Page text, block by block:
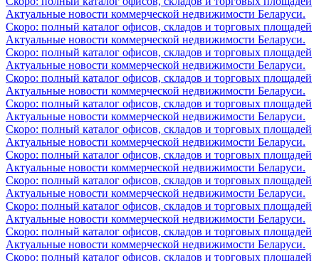
Актуальные новости коммерческой недвижимости Беларуси.
Скоро: полный каталог офисов, складов и торговых площадей
Актуальные новости коммерческой недвижимости Беларуси.
Скоро: полный каталог офисов, складов и торговых площадей
Актуальные новости коммерческой недвижимости Беларуси.
Скоро: полный каталог офисов, складов и торговых площадей
Актуальные новости коммерческой недвижимости Беларуси.
Скоро: полный каталог офисов, складов и торговых площадей
Актуальные новости коммерческой недвижимости Беларуси.
Скоро: полный каталог офисов, складов и торговых площадей
Актуальные новости коммерческой недвижимости Беларуси.
Скоро: полный каталог офисов, складов и торговых площадей
Актуальные новости коммерческой недвижимости Беларуси.
Скоро: полный каталог офисов, складов и торговых площадей
Актуальные новости коммерческой недвижимости Беларуси.
Скоро: полный каталог офисов, складов и торговых площадей
Актуальные новости коммерческой недвижимости Беларуси.
Скоро: полный каталог офисов, складов и торговых площадей
Актуальные новости коммерческой недвижимости Беларуси.
Скоро: полный каталог офисов, складов и торговых площадей